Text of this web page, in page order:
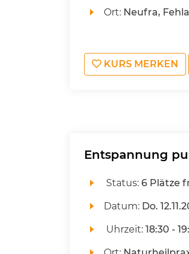
Ort: Neufra,
KURS MERKEN
Entspannung
Status: 6 Plätze
Datum: Do.
Uhrzeit: 18:30 -